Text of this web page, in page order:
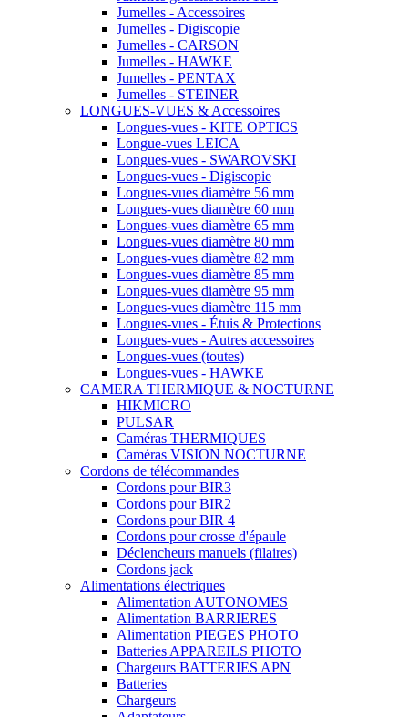
Jumelles - Accessoires
Jumelles - Digiscopie
Jumelles - CARSON
Jumelles - HAWKE
Jumelles - PENTAX
Jumelles - STEINER
LONGUES-VUES & Accessoires
Longues-vues - KITE OPTICS
Longue-vues LEICA
Longues-vues - SWAROVSKI
Longues-vues - Digiscopie
Longues-vues diamètre 56 mm
Longues-vues diamètre 60 mm
Longues-vues diamètre 65 mm
Longues-vues diamètre 80 mm
Longues-vues diamètre 82 mm
Longues-vues diamètre 85 mm
Longues-vues diamètre 95 mm
Longues-vues diamètre 115 mm
Longues-vues - Étuis & Protections
Longues-vues - Autres accessoires
Longues-vues (toutes)
Longues-vues - HAWKE
CAMERA THERMIQUE & NOCTURNE
HIKMICRO
PULSAR
Caméras THERMIQUES
Caméras VISION NOCTURNE
Cordons de télécommandes
Cordons pour BIR3
Cordons pour BIR2
Cordons pour BIR 4
Cordons pour crosse d'épaule
Déclencheurs manuels (filaires)
Cordons jack
Alimentations électriques
Alimentation AUTONOMES
Alimentation BARRIERES
Alimentation PIEGES PHOTO
Batteries APPAREILS PHOTO
Chargeurs BATTERIES APN
Batteries
Chargeurs